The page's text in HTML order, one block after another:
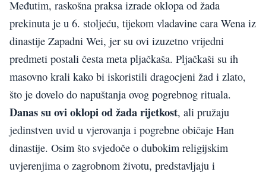
Međutim, raskošna praksa izrade oklopa od žada
prekinuta je u 6. stoljeću, tijekom vladavine cara Wena iz
dinastije Zapadni Wei, jer su ovi izuzetno vrijedni
predmeti postali česta meta pljačkaša. Pljačkaši su ih
masovno krali kako bi iskoristili dragocjeni žad i zlato,
što je dovelo do napuštanja ovog pogrebnog rituala.
Danas su ovi oklopi od žada rijetkost, ali pružaju
jedinstven uvid u vjerovanja i pogrebne običaje Han
dinastije. Osim što svjedoče o dubokim religijskim
uvjerenjima o zagrobnom životu, predstavljaju i